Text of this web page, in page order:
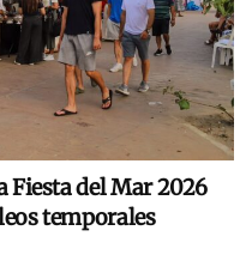
Fiesta del Mar 2026
temporales